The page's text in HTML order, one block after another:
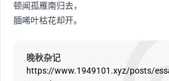
顿闻孤雁南归去，
腼唏叶枯花却开。
晚秋杂记
https://www.1949101.xyz/posts/